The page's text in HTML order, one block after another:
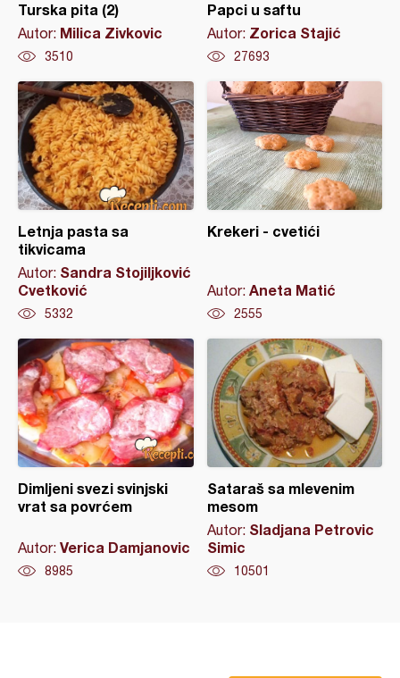
Turska pita (2)
Autor: Milica Zivkovic
3510
Papci u saftu
Autor: Zorica Stajić
27693
Letnja pasta sa
tikvicama
Autor: Sandra Stojiljković
Cvetković
5332
Krekeri - cvetići
Autor: Aneta Matić
2555
Dimljeni svezi svinjski
vrat sa povrćem
Autor: Verica Damjanovic
8985
Sataraš sa mlevenim
mesom
Autor: Sladjana Petrovic
Simic
10501